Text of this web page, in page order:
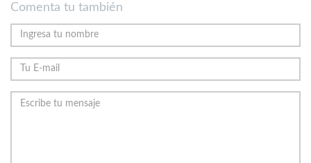
Comenta tu también